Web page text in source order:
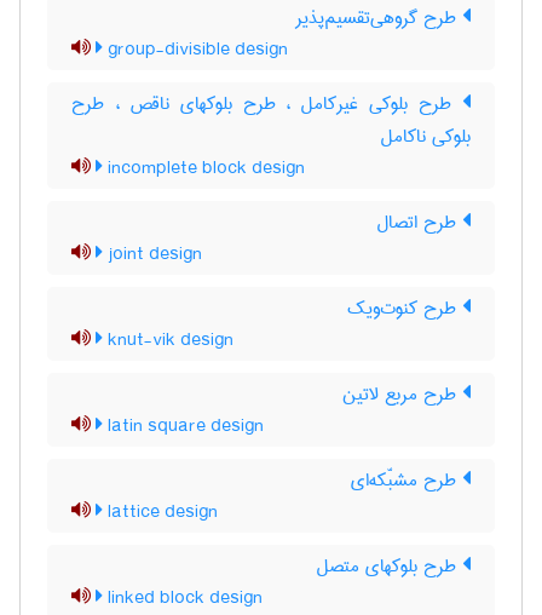
طرح گروهی‌تقسیم‌پذیر
group-divisible design
طرح بلوکی غیرکامل ، طرح بلوکهای ناقص ، طرح
بلوکی ناکامل
incomplete block design
طرح اتصال
joint design
طرح کنوت‌ویک
knut-vik design
طرح مربع لاتین
latin square design
طرح مشبّکه‌ای
lattice design
طرح بلوکهای متصل
linked block design